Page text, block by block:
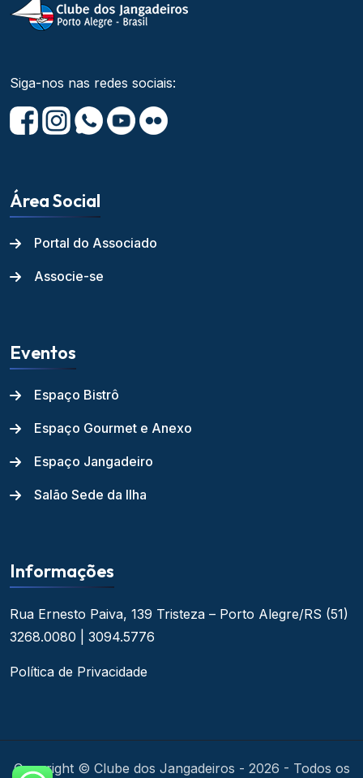
Siga-nos nas redes sociais:
Área Social
Portal do Associado
Associe-se
Eventos
Espaço Bistrô
Espaço Gourmet e Anexo
Espaço Jangadeiro
Salão Sede da Ilha
Informações
Rua Ernesto Paiva, 139 Tristeza – Porto Alegre/RS (51)
3268.0080 | 3094.5776
Política de Privacidade
Copyright © Clube dos Jangadeiros - 2026 - Todos os